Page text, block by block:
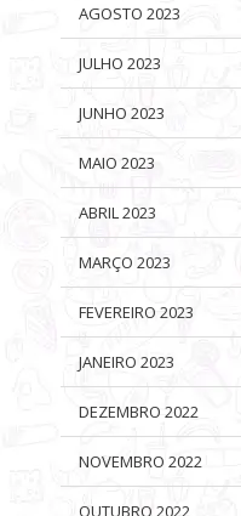
AGOSTO 2023
JULHO 2023
JUNHO 2023
MAIO 2023
ABRIL 2023
MARÇO 2023
FEVEREIRO 2023
JANEIRO 2023
DEZEMBRO 2022
NOVEMBRO 2022
OUTUBRO 2022